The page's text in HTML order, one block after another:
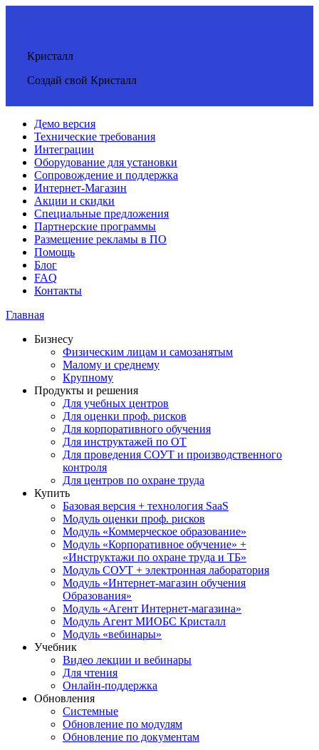
Кристалл
Создай свой Кристалл
Демо версия
Технические требования
Интеграции
Оборудование для установки
Сопровождение и поддержка
Интернет-Магазин
Акции и скидки
Специальные предложения
Партнерские программы
Размещение рекламы в ПО
Помощь
Блог
FAQ
Контакты
Главная
Бизнесу
Физическим лицам и самозанятым
Малому и среднему
Крупному
Продукты и решения
Для учебных центров
Для оценки проф. рисков
Для корпоративного обучения
Для инструктажей по ОТ
Для проведения СОУТ и производственного
контроля
Для центров по охране труда
Купить
Базовая версия + технология SaaS
Модуль оценки проф. рисков
Модуль «Коммерческое образование»
Модуль «Корпоративное обучение» +
«Инструктажи по охране труда и ТБ»
Модуль СОУТ + электронная лаборатория
Модуль «Интернет-магазин обучения
Образования»
Модуль «Агент Интернет-магазина»
Модуль Агент МИОБС Кристалл
Модуль «вебинары»
Учебник
Видео лекции и вебинары
Для чтения
Онлайн-поддержка
Обновления
Системные
Обновление по модулям
Обновление по документам